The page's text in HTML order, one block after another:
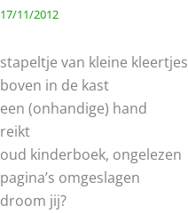
17/11/2012
stapeltje van kleine kleertjes
boven in de kast
een (onhandige) hand
reikt
oud kinderboek, ongelezen
pagina’s omgeslagen
droom jij?